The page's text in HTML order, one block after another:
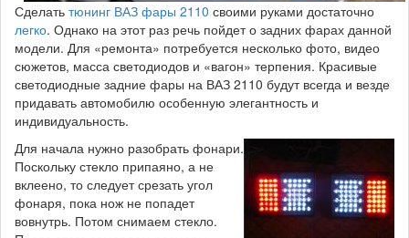
Сделать тюнинг ВАЗ фары 2110 своими руками достаточно
легко. Однако на этот раз речь пойдет о задних фарах данной
модели. Для «ремонта» потребуется несколько фото, видео
сюжетов, масса светодиодов и «вагон» терпения. Красивые
светодиодные задние фары на ВАЗ 2110 будут всегда и везде
придавать автомобилю особенную элегантность и
индивидуальность.
Для начала нужно разобрать фонари.
Поскольку стекло припаяно, а не
вклеено, то следует срезать угол
фонаря, пока нож не попадет
вовнутрь. Потом снимаем стекло.